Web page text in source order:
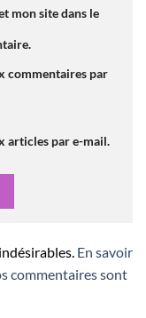
mon site dans le
commentaires par
articles par e-mail.
En savoir
commentaires sont